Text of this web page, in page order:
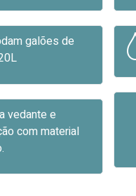
galões de
vedante e
com material